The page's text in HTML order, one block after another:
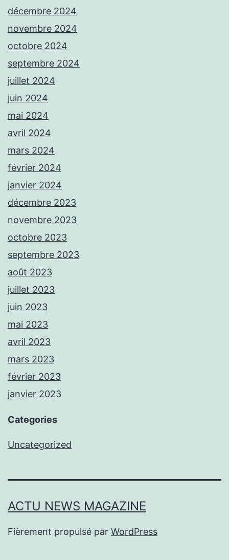
décembre 2024
novembre 2024
octobre 2024
septembre 2024
juillet 2024
juin 2024
mai 2024
avril 2024
mars 2024
février 2024
janvier 2024
décembre 2023
novembre 2023
octobre 2023
septembre 2023
août 2023
juillet 2023
juin 2023
mai 2023
avril 2023
mars 2023
février 2023
janvier 2023
Categories
Uncategorized
ACTU NEWS MAGAZINE
Fièrement propulsé par WordPress